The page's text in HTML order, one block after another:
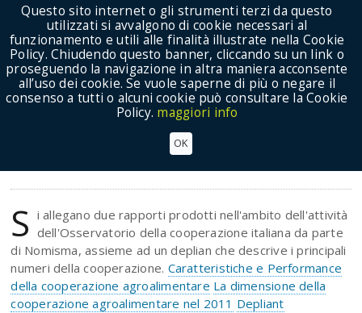
Show Menu
S i allegano due rapporti prodotti nell'ambito dell'attività
dell'Osservatorio della cooperazione italiana da parte
di Nomisma, assieme ad un deplian che descrive i principali
numeri della cooperazione. Caratteristiche e Performance
della cooperazione agroalimentare La dimensione della
cooperazione agroalimentare nel 2011 Depliant
Questo sito internet o gli strumenti terzi da questo
utilizzati si avvalgono di cookie necessari al
funzionamento e utili alle finalità illustrate nella Cookie
Policy. Chiudendo questo banner, cliccando su un link o
proseguendo la navigazione in altra maniera acconsente
all’uso dei cookie. Se vuole saperne di più o negare il
consenso a tutti o alcuni cookie può consultare la Cookie
Policy. maggiori info
OK